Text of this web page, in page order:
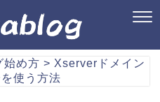
始め方 > Xserverドメイン
使う方法